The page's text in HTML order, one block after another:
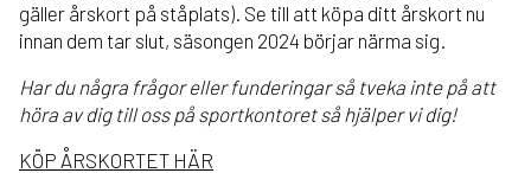
gäller årskort på ståplats). Se till att köpa ditt årskort nu
innan dem tar slut, säsongen 2024 börjar närma sig.
Har du några frågor eller funderingar så tveka inte på att
höra av dig till oss på sportkontoret så hjälper vi dig!
KÖP ÅRSKORTET HÄR